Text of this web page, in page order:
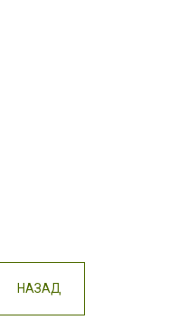
НАЗАД